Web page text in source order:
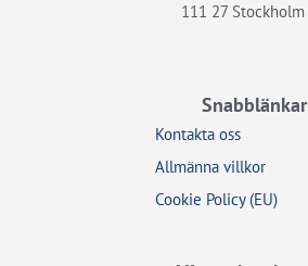
111 27 Stockholm
Snabblänkar
Kontakta oss
Allmänna villkor
Cookie Policy (EU)